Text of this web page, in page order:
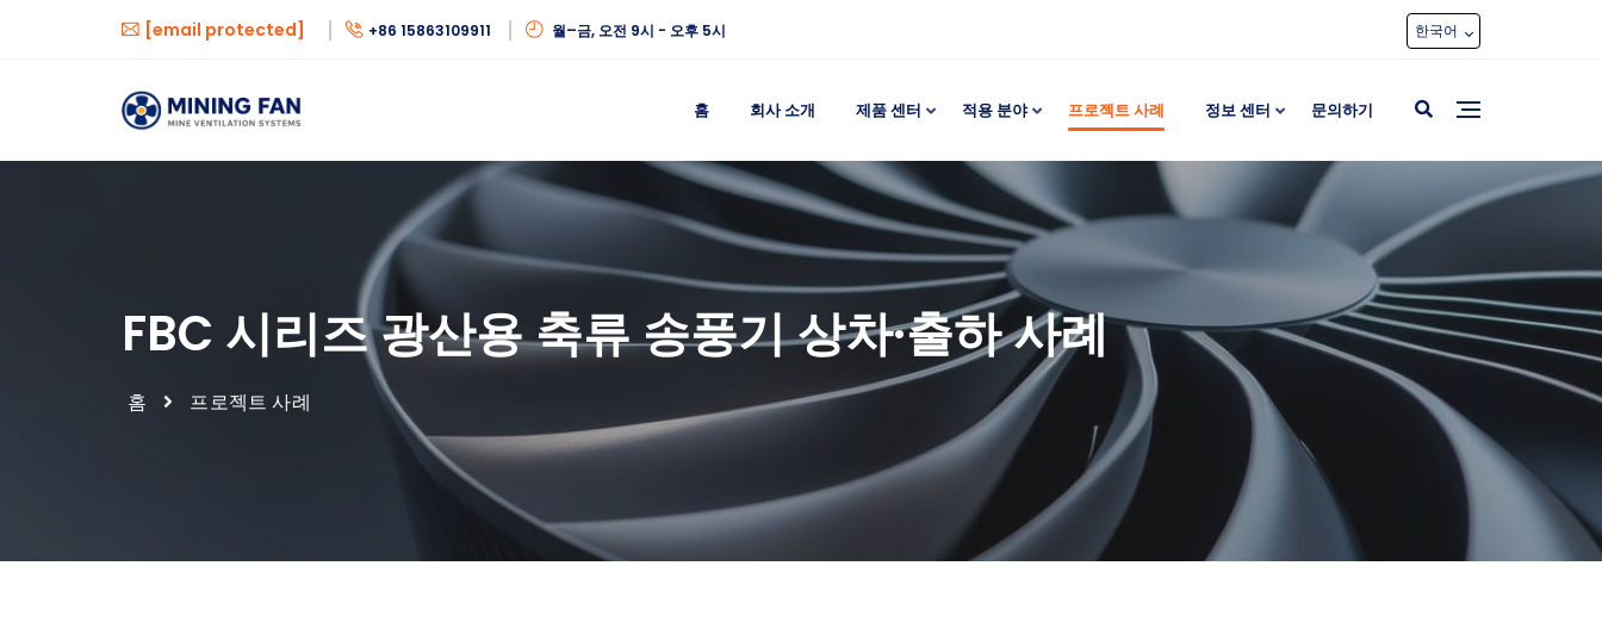
[email protected] +86 15863109911 월–금, 오전 9시 - 오후 5시 한국어
홈 회사 소개 제품 센터 적용 분야 프로젝트 사례 정보 센터 문의하기
FBC 시리즈 광산용 축류 송풍기 상차·출하 사례
홈 프로젝트 사례